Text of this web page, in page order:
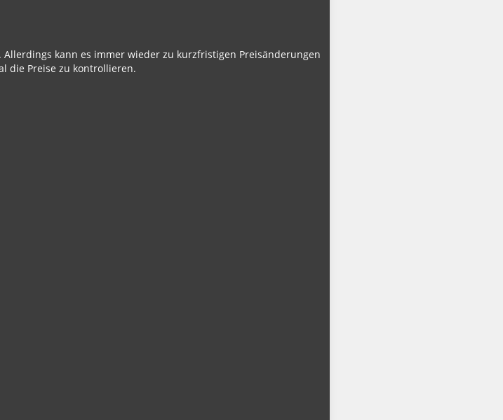
kann es immer wieder zu kurzfristigen Preisänderungen
die Preise zu kontrollieren.